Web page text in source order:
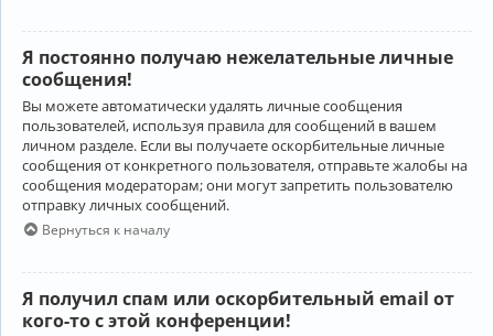
Я постоянно получаю нежелательные личные
сообщения!
Вы можете автоматически удалять личные сообщения
пользователей, используя правила для сообщений в вашем
личном разделе. Если вы получаете оскорбительные личные
сообщения от конкретного пользователя, отправьте жалобы на
сообщения модераторам; они могут запретить пользователю
отправку личных сообщений.
Вернуться к началу
Я получил спам или оскорбительный email от
кого-то с этой конференции!